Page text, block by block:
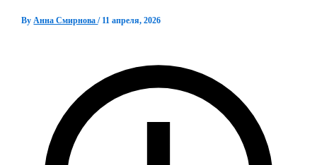
ByАнна Смирнова/ 11 апреля, 2026